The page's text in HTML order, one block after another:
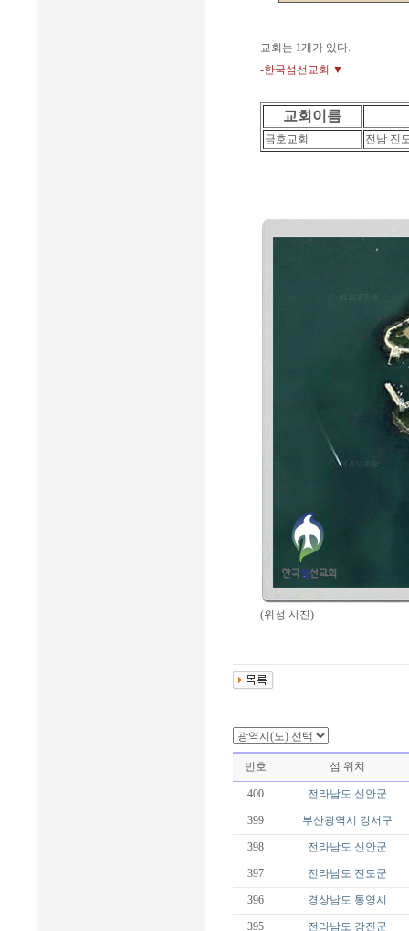
교회는 1개가 있다.
-한국섬선교회 ▼
교회이름
금호교회 전남 진
(위성 사진)
번호 섬 위치
400 전라남도 신안군
399 부산광역시 강서구
398 전라남도 신안군
397 전라남도 진도군
396 경상남도 통영시
395 전라남도 강진군